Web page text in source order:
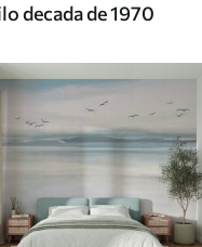
decada de 1970